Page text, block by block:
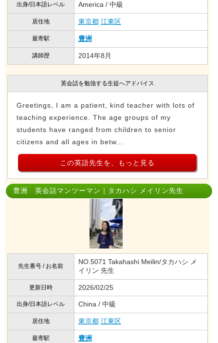
出身/日本語レベル America / 中級
居住地 東京都 江東区
最寄駅 豊洲
講師歴 2014年8月
英会話を勉強する生徒へアドバイス
Greetings, I am a patient, kind teacher with lots of
teaching experience. The age groups of my
students have ranged from children to senior
citizens and all ages in betw...
この英語先生を、もっと見る
豊洲 英会話マンツーマン｜タカハシ メイリン先生
先生番号 / お名前
NO.5071 Takahashi Meilin/タカハシ メ
イリン 先生
更新日時 2026/02/25
出身/日本語レベル China / 中級
居住地 東京都 江東区
最寄駅 豊洲